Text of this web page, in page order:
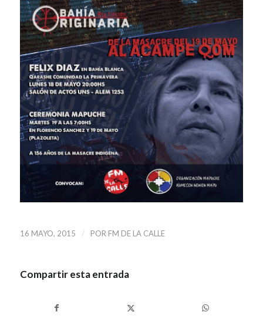
16 MAYO, 2015 / POR FM DE LA CALLE
Compartir esta entrada